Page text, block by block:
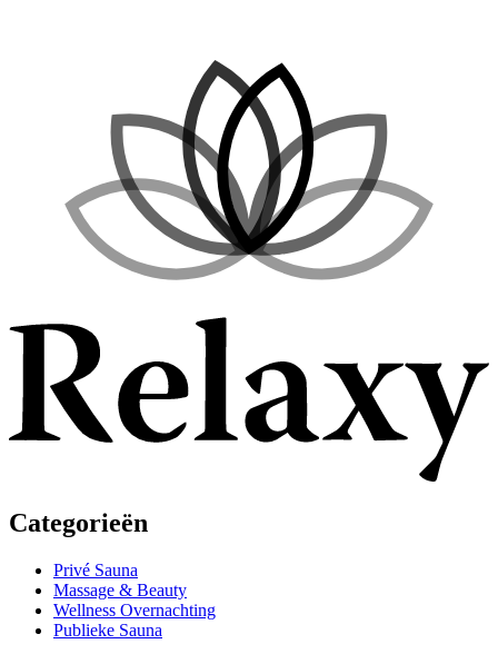
Categorieën
Privé Sauna
Massage & Beauty
Wellness Overnachting
Publieke Sauna